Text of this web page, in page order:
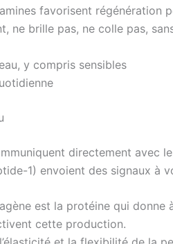
favorisent régénération
ne brille pas, ne colle pas,
y compris sensibles
directement avec
1) envoient des signaux à
est la protéine qui donne
cette production.